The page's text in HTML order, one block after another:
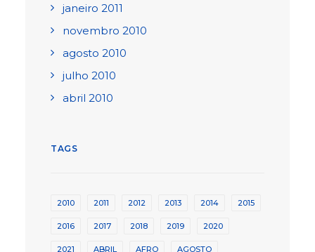
janeiro 2011
novembro 2010
agosto 2010
julho 2010
abril 2010
TAGS
2010 2011 2012 2013 2014 2015
2016 2017 2018 2019 2020
2021 ABRIL AFRO AGOSTO